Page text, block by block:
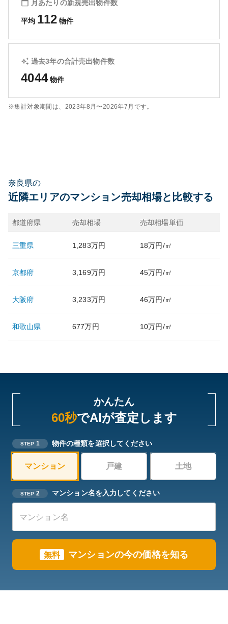
月あたりの新規売出物件数
平均 112 物件
過去3年の合計売出物件数
4044 物件
※集計対象期間は、 2023年8月〜2026年7月 です。
奈良県の
近隣エリアのマンション売却相場と比較する
都道府県 売却相場 売却相場単価
三重県 1,283万円 18万円/㎡
京都府 3,169万円 45万円/㎡
大阪府 3,233万円 46万円/㎡
和歌山県 677万円 10万円/㎡
かんたん
60秒でAIが査定します
STEP 1 物件の種類を選択してください
マンション 戸建 土地
STEP 2 マンション名を入力してください
無料 マンションの今の価格を知る